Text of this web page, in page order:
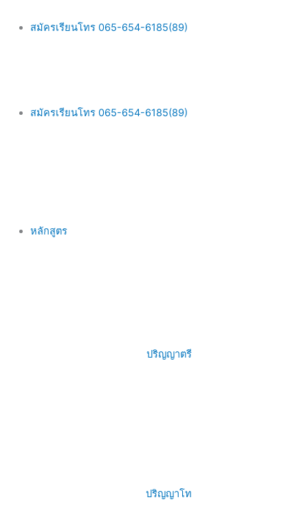
สมัครเรียนโทร 065-654-6185(89)
สมัครเรียนโทร 065-654-6185(89)
หลักสูตร
ปริญญาตรี
ปริญญาโท
Menu